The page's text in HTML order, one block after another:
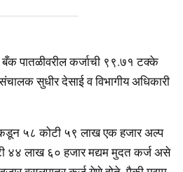
पातळीवरील कर्जाची ९९.७१ टक्के
सुधीर देसाई व विभागीय अधिकारी
५८ कोटी ५९ लाख एक हजार अल्प
४४ लाख ६० हजार मद्यम मुदत कर्ज असे